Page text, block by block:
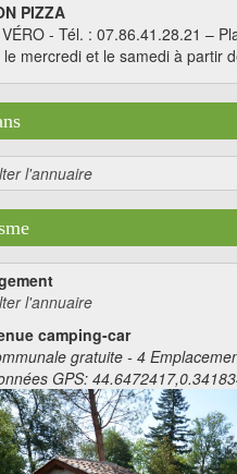
PIZZA
- Tél. : 07.86.41.28.21 –
le mercredi et le samedi à partir
l'annuaire
l'annuaire
camping-car
gratuite - 4
GPS: